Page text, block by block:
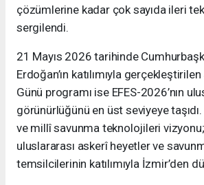
çözümlerine kadar çok sayıda ileri
sergilendi.
21 Mayıs 2026 tarihinde
Erdoğan’ın katılımıyla
Günü programı ise EFES-2026’nın
görünürlüğünü en üst seviyeye taşıdı.
ve millî savunma teknolojileri
uluslararası askerî heyetler ve
temsilcilerinin katılımıyla İzmir’den